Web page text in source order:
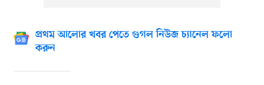
প্রথম আলোর খবর পেতে গুগল নিউজ চ্যানেল ফলো
করুন